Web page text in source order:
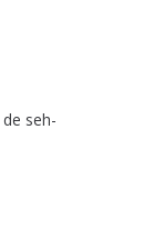
de seh-